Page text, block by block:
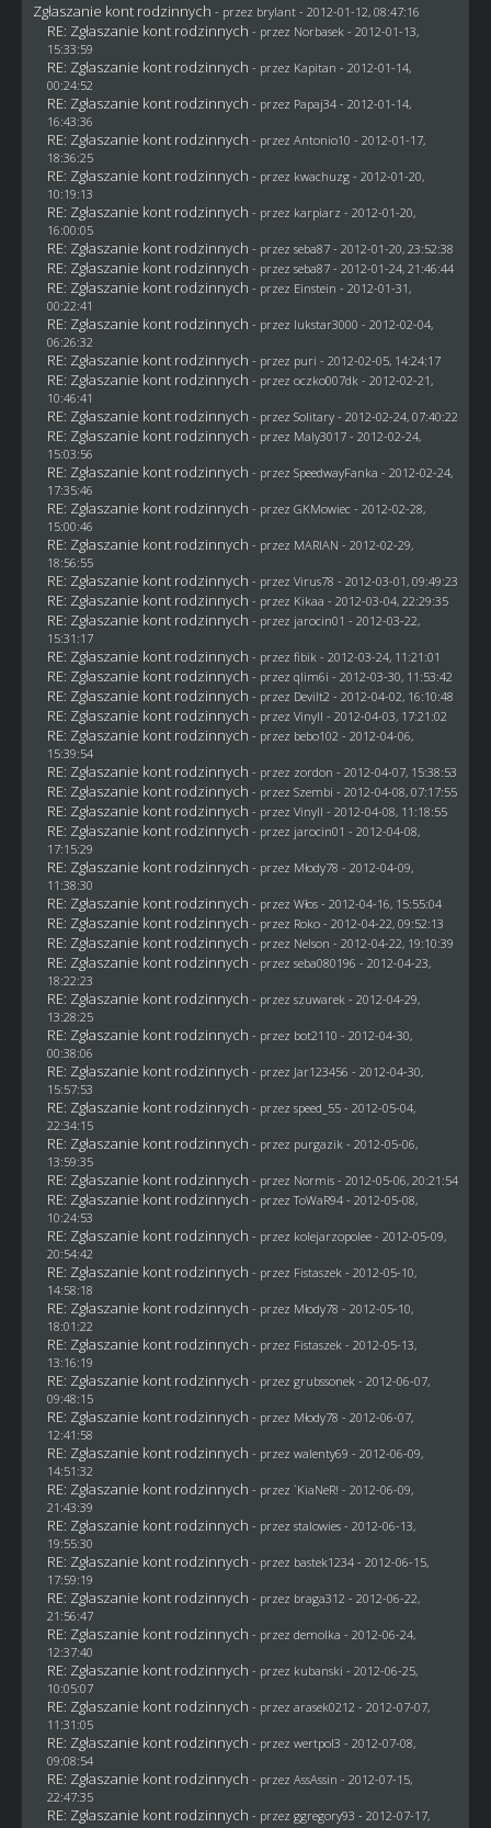
Zgłaszanie kont rodzinnych - przez brylant- 2012-01-12, 08:47:16
RE: Zgłaszanie kont rodzinnych - przez Norbasek- 2012-01-13,
15:33:59
RE: Zgłaszanie kont rodzinnych - przez Kapitan - 2012-01-14,
00:24:52
RE: Zgłaszanie kont rodzinnych - przez Papaj34- 2012-01-14,
16:43:36
RE: Zgłaszanie kont rodzinnych - przez Antonio10 - 2012-01-17,
18:36:25
RE: Zgłaszanie kont rodzinnych - przez kwachuzg- 2012-01-20,
10:19:13
RE: Zgłaszanie kont rodzinnych - przez karpiarz - 2012-01-20,
16:00:05
RE: Zgłaszanie kont rodzinnych - przez seba87- 2012-01-20, 23:52:38
RE: Zgłaszanie kont rodzinnych - przez seba87- 2012-01-24, 21:46:44
RE: Zgłaszanie kont rodzinnych - przez Einstein - 2012-01-31,
00:22:41
RE: Zgłaszanie kont rodzinnych - przez lukstar3000 - 2012-02-04,
06:26:32
RE: Zgłaszanie kont rodzinnych - przez puri - 2012-02-05, 14:24:17
RE: Zgłaszanie kont rodzinnych - przez oczko007dk - 2012-02-21,
10:46:41
RE: Zgłaszanie kont rodzinnych - przez Solitary- 2012-02-24, 07:40:22
RE: Zgłaszanie kont rodzinnych - przez Maly3017- 2012-02-24,
15:03:56
RE: Zgłaszanie kont rodzinnych - przez SpeedwayFanka - 2012-02-24,
17:35:46
RE: Zgłaszanie kont rodzinnych - przez GKMowiec- 2012-02-28,
15:00:46
RE: Zgłaszanie kont rodzinnych - przez MARIAN - 2012-02-29,
18:56:55
RE: Zgłaszanie kont rodzinnych - przez Virus78 - 2012-03-01, 09:49:23
RE: Zgłaszanie kont rodzinnych - przez Kikaa - 2012-03-04, 22:29:35
RE: Zgłaszanie kont rodzinnych - przez jarocin01 - 2012-03-22,
15:31:17
RE: Zgłaszanie kont rodzinnych - przez fibik- 2012-03-24, 11:21:01
RE: Zgłaszanie kont rodzinnych - przez qlim6i - 2012-03-30, 11:53:42
RE: Zgłaszanie kont rodzinnych - przez Devilt2 - 2012-04-02, 16:10:48
RE: Zgłaszanie kont rodzinnych - przez Vinyll - 2012-04-03, 17:21:02
RE: Zgłaszanie kont rodzinnych - przez bebo102 - 2012-04-06,
15:39:54
RE: Zgłaszanie kont rodzinnych - przez zordon - 2012-04-07, 15:38:53
RE: Zgłaszanie kont rodzinnych - przez Szembi - 2012-04-08, 07:17:55
RE: Zgłaszanie kont rodzinnych - przez Vinyll - 2012-04-08, 11:18:55
RE: Zgłaszanie kont rodzinnych - przez jarocin01 - 2012-04-08,
17:15:29
RE: Zgłaszanie kont rodzinnych - przez Młody78 - 2012-04-09,
11:38:30
RE: Zgłaszanie kont rodzinnych - przez Włos- 2012-04-16, 15:55:04
RE: Zgłaszanie kont rodzinnych - przez Roko- 2012-04-22, 09:52:13
RE: Zgłaszanie kont rodzinnych - przez Nelson - 2012-04-22, 19:10:39
RE: Zgłaszanie kont rodzinnych - przez seba080196 - 2012-04-23,
18:22:23
RE: Zgłaszanie kont rodzinnych - przez szuwarek- 2012-04-29,
13:28:25
RE: Zgłaszanie kont rodzinnych - przez bot2110 - 2012-04-30,
00:38:06
RE: Zgłaszanie kont rodzinnych - przez Jar123456 - 2012-04-30,
15:57:53
RE: Zgłaszanie kont rodzinnych - przez speed_55 - 2012-05-04,
22:34:15
RE: Zgłaszanie kont rodzinnych - przez purgazik- 2012-05-06,
13:59:35
RE: Zgłaszanie kont rodzinnych - przez Normis- 2012-05-06, 20:21:54
RE: Zgłaszanie kont rodzinnych - przezToWaR94- 2012-05-08,
10:24:53
RE: Zgłaszanie kont rodzinnych - przez kolejarzopolee- 2012-05-09,
20:54:42
RE: Zgłaszanie kont rodzinnych - przez Fistaszek- 2012-05-10,
14:58:18
RE: Zgłaszanie kont rodzinnych - przez Młody78 - 2012-05-10,
18:01:22
RE: Zgłaszanie kont rodzinnych - przez Fistaszek- 2012-05-13,
13:16:19
RE: Zgłaszanie kont rodzinnych - przez grubssonek- 2012-06-07,
09:48:15
RE: Zgłaszanie kont rodzinnych - przez Młody78 - 2012-06-07,
12:41:58
RE: Zgłaszanie kont rodzinnych - przez walenty69 - 2012-06-09,
14:51:32
RE: Zgłaszanie kont rodzinnych - przez `KiaNeR! - 2012-06-09,
21:43:39
RE: Zgłaszanie kont rodzinnych - przez stalowies- 2012-06-13,
19:55:30
RE: Zgłaszanie kont rodzinnych - przez bastek1234- 2012-06-15,
17:59:19
RE: Zgłaszanie kont rodzinnych - przez braga312 - 2012-06-22,
21:56:47
RE: Zgłaszanie kont rodzinnych - przez demolka - 2012-06-24,
12:37:40
RE: Zgłaszanie kont rodzinnych - przez kubanski - 2012-06-25,
10:05:07
RE: Zgłaszanie kont rodzinnych - przez arasek0212 - 2012-07-07,
11:31:05
RE: Zgłaszanie kont rodzinnych - przez wertpol3 - 2012-07-08,
09:08:54
RE: Zgłaszanie kont rodzinnych - przez AssAssin - 2012-07-15,
22:47:35
RE: Zgłaszanie kont rodzinnych - przez ggregory93 - 2012-07-17,